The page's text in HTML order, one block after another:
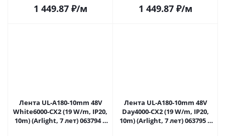
1 449.87₽/м 1 449.87₽/м
Лента UL-A180-10mm 48V
White6000-CX2 (19 W/m, IP20,
10m) (Arlight, 7 лет) 063794 в
Лента UL-A180-10mm 48V
Day4000-CX2 (19 W/m, IP20,
10m) (Arlight, 7 лет) 063795 в